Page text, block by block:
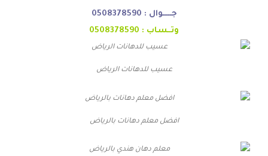
جـــــوال : 0508378590
وتــساب : 0508378590
عسيب للدهانات الرياض
افضل معلم دهانات بالرياض